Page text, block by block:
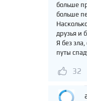
больше
больше
друзья и
Я без
путы
32